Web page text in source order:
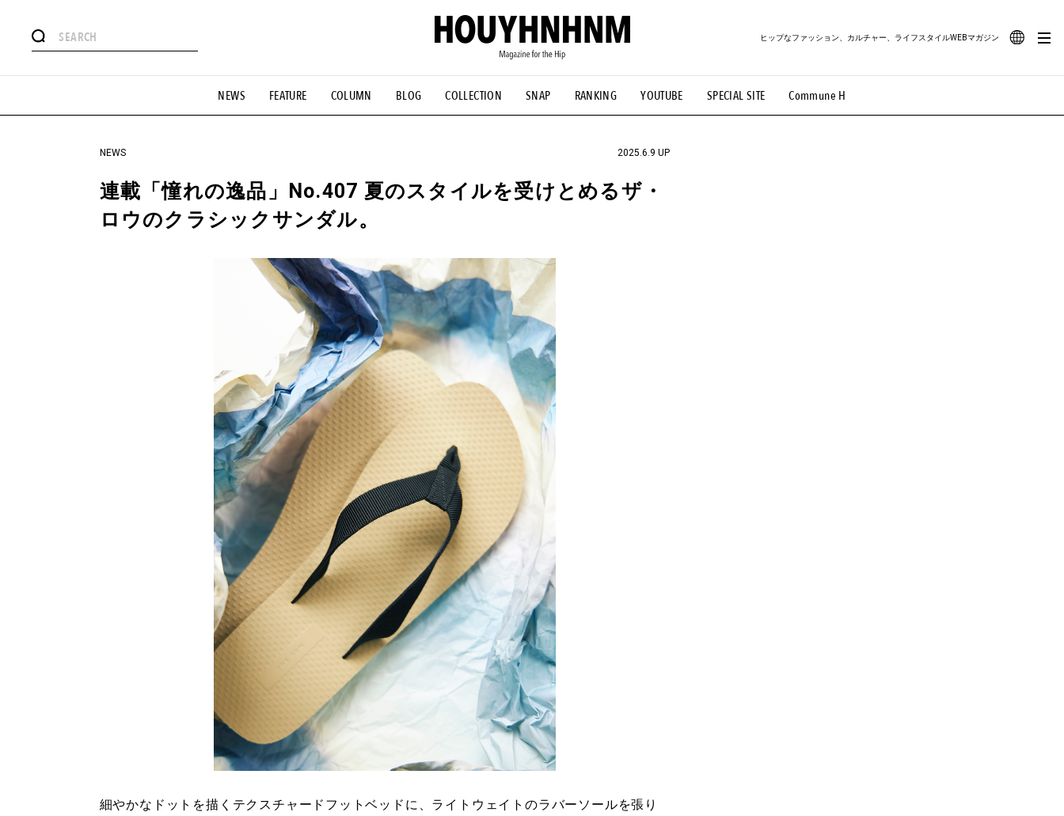
NEWS FEATURE COLUMN BLOG COLLECTION SNAP RANKING YOUTUBE SPECIAL SITE Commune H
ヒップなファッション、カルチャー、ライフスタイルWEBマガジン
#憧れの逸品 #ESSENTIAL DESIGNS #古着サミット #NEW VINTAGE #マイナーグッド図鑑 #路地裏てぃーん。 #MONTHLY JOURNAL
#GH 銘品の所以 #フイナムのYouTube #Commune H #FOCUS IT #AH.H #ととけん #FASHION #MUSIC #MOVIE #LIFESTYLE #SNEAKER #OUTDOOR
#HANDSOME HANDBOOK
NEWS 2025.6.9 UP
連載「憧れの逸品」No.407 夏のスタイルを受けとめるザ・
ロウのクラシックサンダル。
細やかなドットを描くテクスチャードフットベッドに、ライトウェイトのラバーソールを張り